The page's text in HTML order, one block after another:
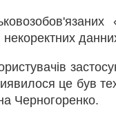
це був
Черногоренко.